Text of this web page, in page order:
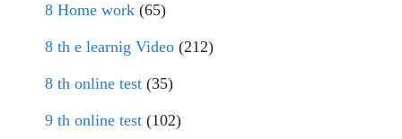
8 Home work (65)
8 th e learnig Video (212)
8 th online test (35)
9 th online test (102)